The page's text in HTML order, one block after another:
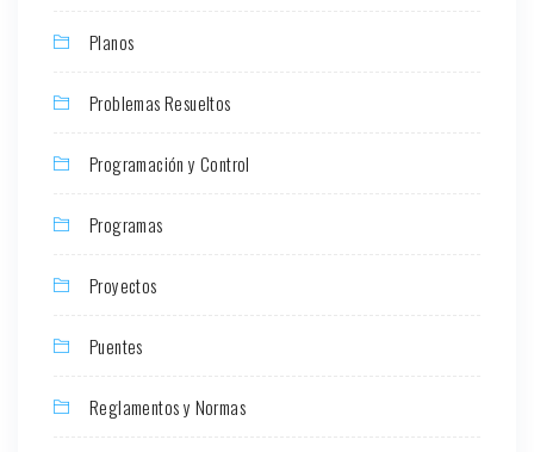
Planos
Problemas Resueltos
Programación y Control
Programas
Proyectos
Puentes
Reglamentos y Normas